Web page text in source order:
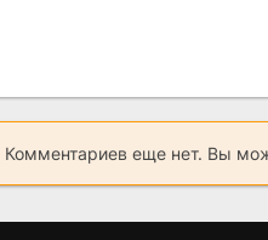
Комментариев еще нет. Вы